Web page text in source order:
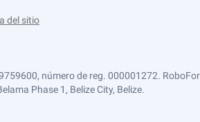
del sitio
número de reg. 000001272.
Phase 1, Belize City, Belize.